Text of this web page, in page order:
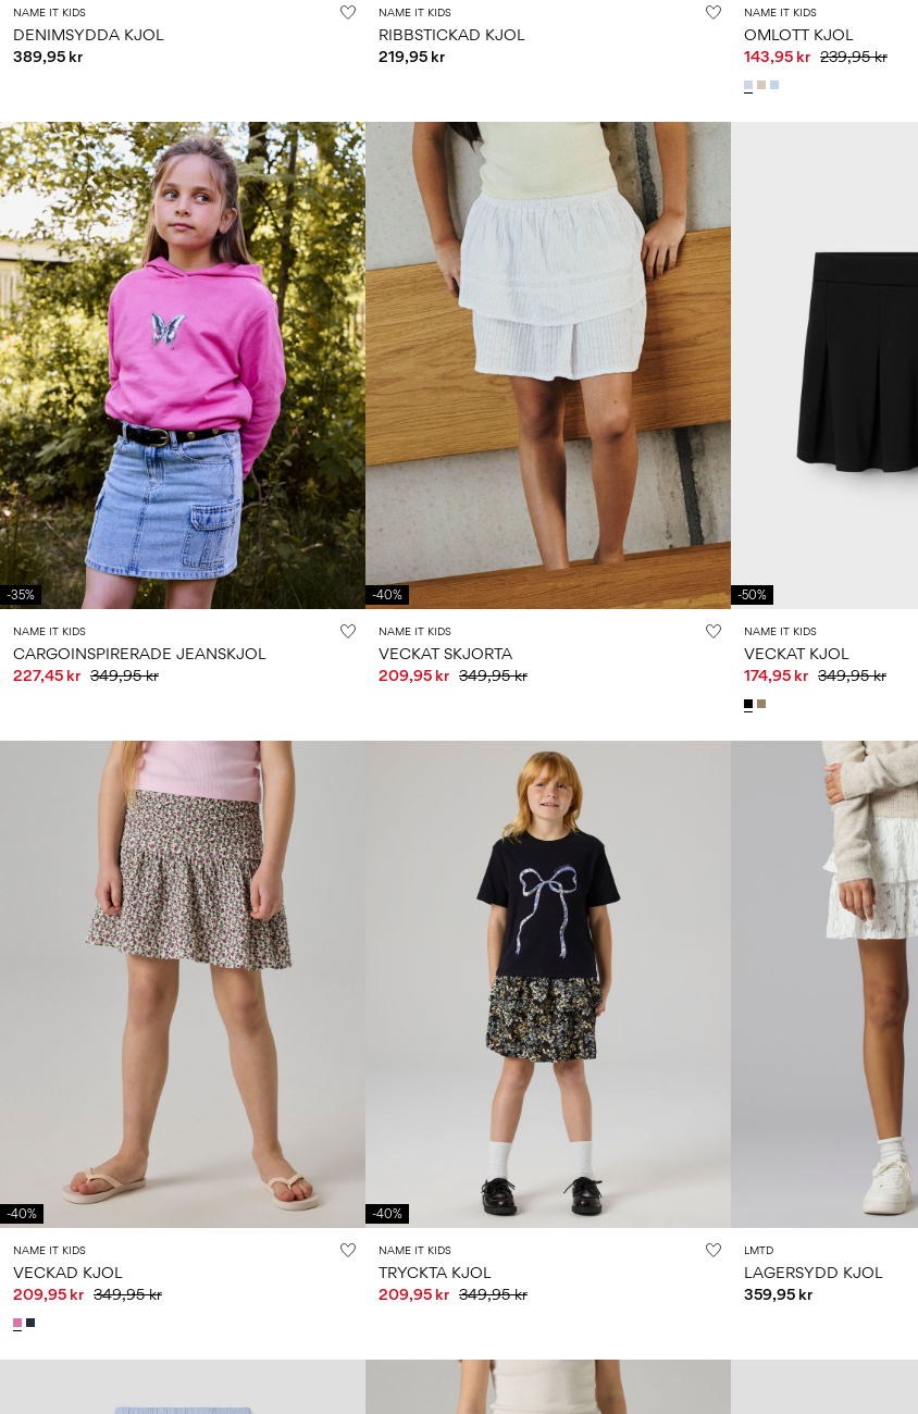
NAME IT KIDS
DENIMSYDDA KJOL
389,95 kr
NAME IT KIDS
RIBBSTICKAD KJOL
219,95 kr
NAME IT KIDS
OMLOTT KJOL
143,95 kr 239,95 kr
-35%
NAME IT KIDS
CARGOINSPIRERADE JEANSKJOL
227,45 kr 349,95 kr
-40%
NAME IT KIDS
VECKAT SKJORTA
209,95 kr 349,95 kr
-50%
NAME IT KIDS
VECKAT KJOL
174,95 kr 349,95 kr
-40%
NAME IT KIDS
VECKAD KJOL
209,95 kr 349,95 kr
-40%
NAME IT KIDS
TRYCKTA KJOL
209,95 kr 349,95 kr
LMTD
LAGERSYDD KJOL
359,95 kr